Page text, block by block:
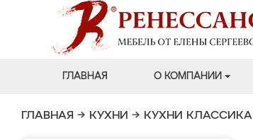
ГЛАВНАЯ О КОМПАНИИ
ГЛАВНАЯ → КУХНИ → КУХНИ КЛАССИКА